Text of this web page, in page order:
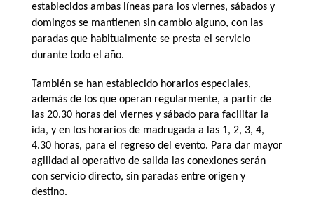
establecidos ambas líneas para los viernes, sábados y
domingos se mantienen sin cambio alguno, con las
paradas que habitualmente se presta el servicio
durante todo el año.
También se han establecido horarios especiales,
además de los que operan regularmente, a partir de
las 20.30 horas del viernes y sábado para facilitar la
ida, y en los horarios de madrugada a las 1, 2, 3, 4,
4.30 horas, para el regreso del evento. Para dar mayor
agilidad al operativo de salida las conexiones serán
con servicio directo, sin paradas entre origen y
destino.